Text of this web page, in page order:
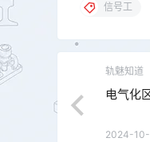
信号工
轨魅知道
电气化
2024-